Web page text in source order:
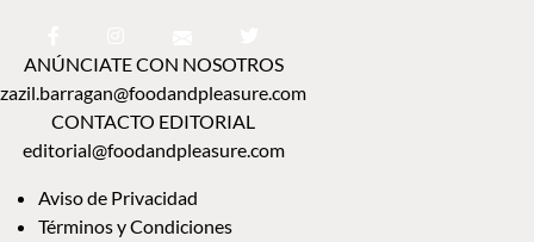
ANÚNCIATE CON NOSOTROS
zazil.barragan@foodandpleasure.com
CONTACTO EDITORIAL
editorial@foodandpleasure.com
Aviso de Privacidad
Términos y Condiciones